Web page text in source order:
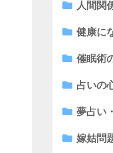
人間関
健康に
催眠術
占いの
夢占い
嫁姑問